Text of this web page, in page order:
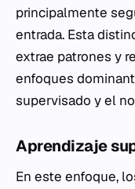
principalmente
entrada. Esta
extrae patrones y
enfoques
supervisado y el
Aprendizaje
En este enfoque,